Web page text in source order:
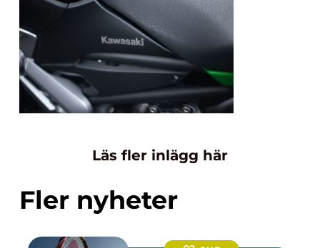
Läs fler inlägg här
Fler nyheter